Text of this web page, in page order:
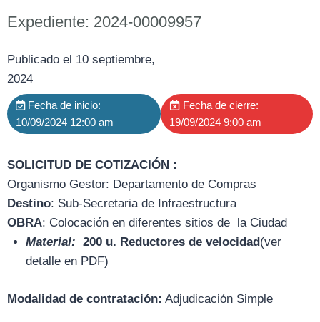
Expediente: 2024-00009957
Publicado el 10 septiembre,
2024
Fecha de inicio:
10/09/2024 12:00 am
Fecha de cierre:
19/09/2024 9:00 am
SOLICITUD DE COTIZACIÓN :
Organismo Gestor: Departamento de Compras
Destino: Sub-Secretaria de Infraestructura
OBRA: Colocación en diferentes sitios de la Ciudad
Material: 200 u. Reductores de velocidad(ver
detalle en PDF)
Modalidad de contratación: Adjudicación Simple